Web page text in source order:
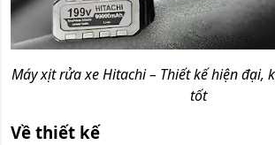
Máy xịt rửa xe Hitachi – Thiết kế hiện đại,
tốt
Về thiết kế